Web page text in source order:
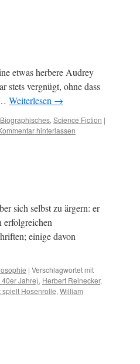
etwas herbere Audrey
stets vergnügt, ohne dass
Weiterlesen →
, Science Fiction |
hinterlassen
sich selbst zu ärgern: er
erfolgreichen
einige davon
| Verschlagwortet mit
Jahre), Herbert Reinecker,
spielt Hosenrolle, William